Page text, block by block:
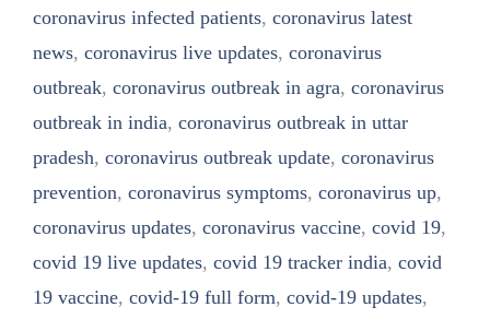
coronavirus infected patients, coronavirus latest
news, coronavirus live updates, coronavirus
outbreak, coronavirus outbreak in agra, coronavirus
outbreak in india, coronavirus outbreak in uttar
pradesh, coronavirus outbreak update, coronavirus
prevention, coronavirus symptoms, coronavirus up,
coronavirus updates, coronavirus vaccine, covid 19,
covid 19 live updates, covid 19 tracker india, covid
19 vaccine, covid-19 full form, covid-19 updates,